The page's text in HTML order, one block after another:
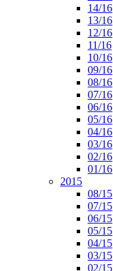
14/16
13/16
12/16
11/16
10/16
09/16
08/16
07/16
06/16
05/16
04/16
03/16
02/16
01/16
2015
08/15
07/15
06/15
05/15
04/15
03/15
02/15